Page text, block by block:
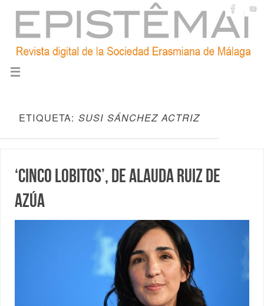
ETIQUETA: SUSI SÁNCHEZ ACTRIZ
‘Cinco lobitos’, de Alauda Ruiz de
Azúa